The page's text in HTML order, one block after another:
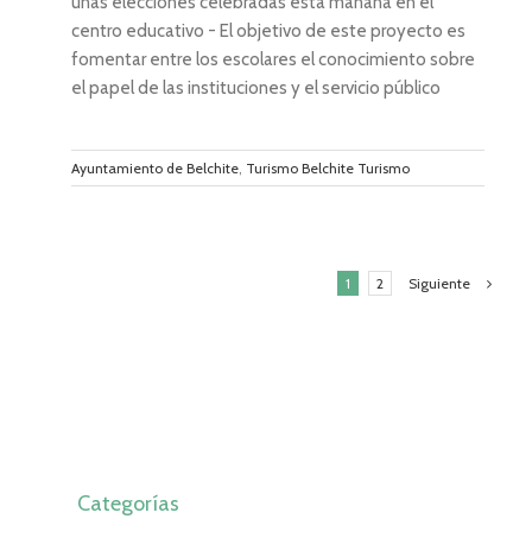
centro educativo - El objetivo de este proyecto es
fomentar entre los escolares el conocimiento sobre
el papel de las instituciones y el servicio público
Ayuntamiento de Belchite Turismo Belchite Turismo
1 2 Siguiente
Categorías